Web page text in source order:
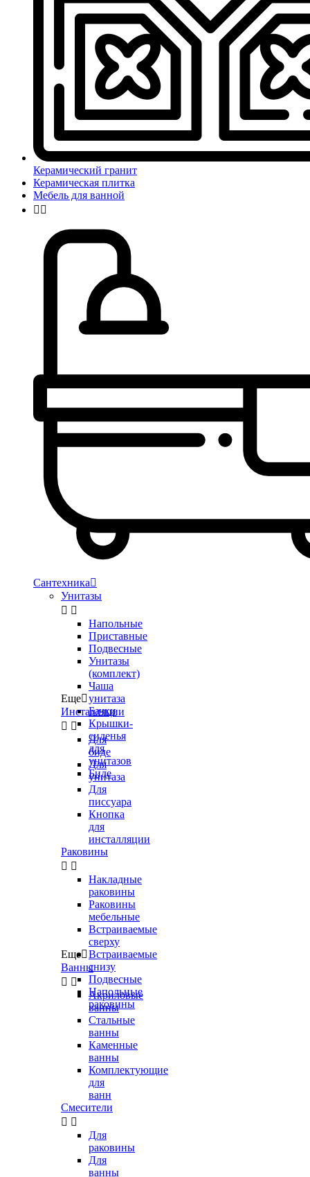
Керамический гранит
Керамическая плитка
Мебель для ванной
 
Сантехника
Унитазы
 
Напольные
Приставные
Подвесные
Унитазы
(комплект)
Чаша
унитаза
Бачки
Крышки-
сиденья
для
унитазов
Биде
Еще
Инсталляции
 
Для
биде
Для
унитаза
Для
писсуара
Кнопка
для
инсталляции
Раковины
 
Накладные
раковины
Раковины
мебельные
Встраиваемые
сверху
Встраиваемые
снизу
Подвесные
Напольные
раковины
Еще
Ванны
 
Акриловые
ванны
Стальные
ванны
Каменные
ванны
Комплектующие
для
ванн
Смесители
 
Для
раковины
Для
ванны